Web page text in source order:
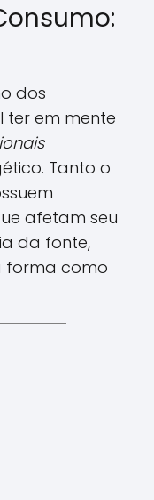
dos
ter em mente
Tanto o
afetam seu
da fonte,
forma como